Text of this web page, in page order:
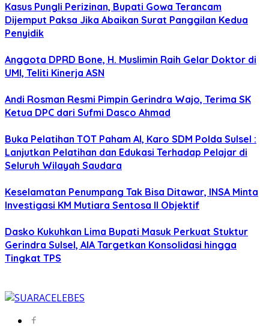
Kasus Pungli Perizinan, Bupati Gowa Terancam
Dijemput Paksa Jika Abaikan Surat Panggilan Kedua
Penyidik
Anggota DPRD Bone, H. Muslimin Raih Gelar Doktor di
UMI, Teliti Kinerja ASN
Andi Rosman Resmi Pimpin Gerindra Wajo, Terima SK
Ketua DPC dari Sufmi Dasco Ahmad
Buka Pelatihan TOT Paham AI, Karo SDM Polda Sulsel :
Lanjutkan Pelatihan dan Edukasi Terhadap Pelajar di
Seluruh Wilayah Saudara
Keselamatan Penumpang Tak Bisa Ditawar, INSA Minta
Investigasi KM Mutiara Sentosa II Objektif
Dasko Kukuhkan Lima Bupati Masuk Perkuat Stuktur
Gerindra Sulsel, AIA Targetkan Konsolidasi hingga
Tingkat TPS